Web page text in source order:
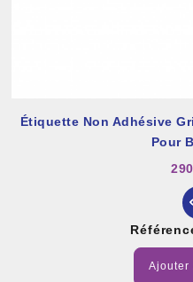
Étiquette Non Adhésive
Pour
Ajouter